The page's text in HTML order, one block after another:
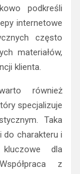
podkreśli
internetowe
często
materiałów,
klienta.
również
specjalizuje
Taka
do charakteru i
dla
z